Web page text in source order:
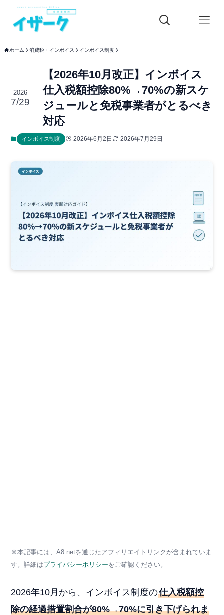
ホーム 消費税・インボイス インボイス制度
【2026年10月改正】インボイス
仕入税額控除80%→70%の新スケ
ジュールと免税事業者がとるべき
対応
2026
7/29
インボイス制度 2026年6月2日 2026年7月29日
※本記事には、A8.netを通じたアフィリエイトリンクが含まれていま
す。詳細はプライバシーポリシーをご確認ください。
2026年10月から、インボイス制度の仕入税額控
除の経過措置割合が80%→70%に引き下げられま